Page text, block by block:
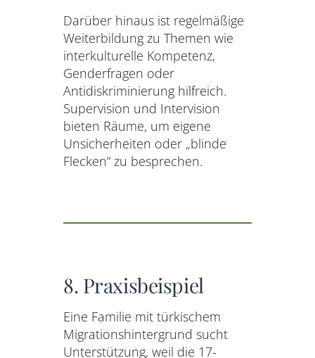
Darüber hinaus ist regelmäßige
Weiterbildung zu Themen wie
interkulturelle Kompetenz,
Genderfragen oder
Antidiskriminierung hilfreich.
Supervision und Intervision
bieten Räume, um eigene
Unsicherheiten oder „blinde
Flecken“ zu besprechen.
8. Praxisbeispiel
Eine Familie mit türkischem
Migrationshintergrund sucht
Unterstützung, weil die 17-